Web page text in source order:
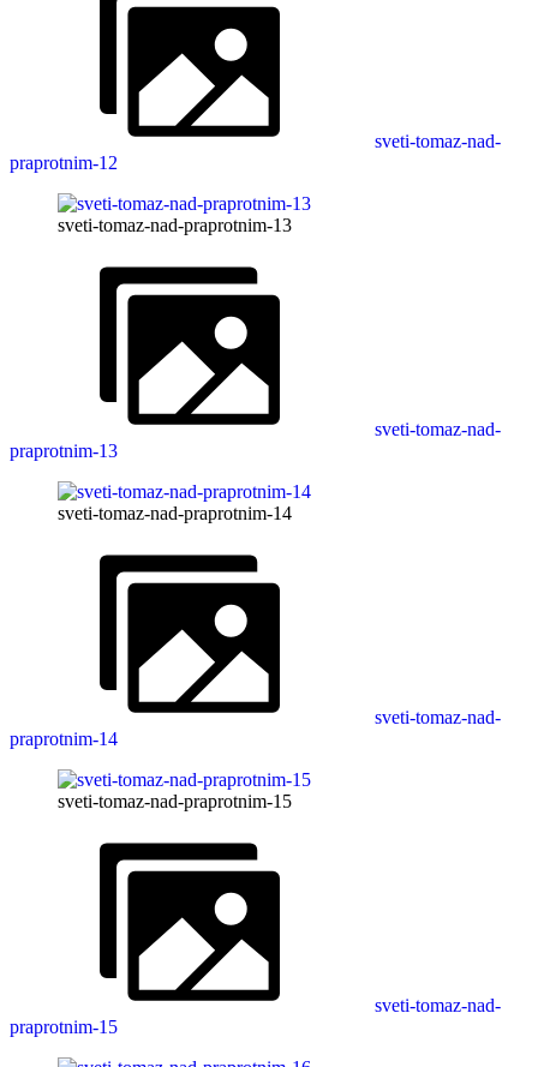
sveti-tomaz-nad-
praprotnim-12
sveti-tomaz-nad-praprotnim-13
sveti-tomaz-nad-
praprotnim-13
sveti-tomaz-nad-praprotnim-14
sveti-tomaz-nad-
praprotnim-14
sveti-tomaz-nad-praprotnim-15
sveti-tomaz-nad-
praprotnim-15